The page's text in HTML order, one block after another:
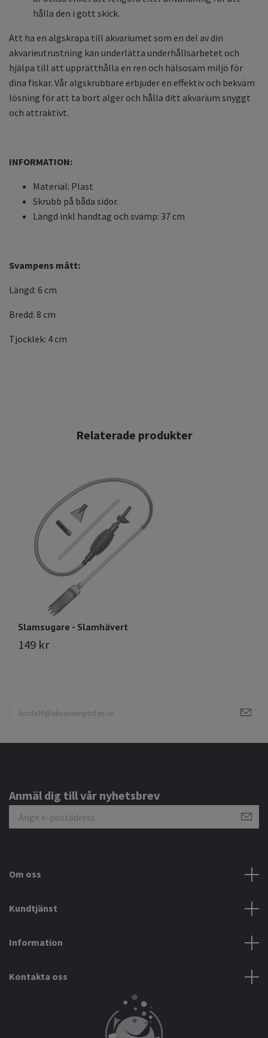
hålla den i gott skick.
Att ha en algskrapa till akvariumet som en del av din
akvarieutrustning kan underlätta underhållsarbetet och
hjälpa till att upprätthålla en ren och hälsosam miljö för
dina fiskar. Vår algskrubbare erbjuder en effektiv och bekväm
lösning för att ta bort alger och hålla ditt akvarium snyggt
och attraktivt.
INFORMATION:
Material: Plast
Skrubb på båda sidor.
Längd inkl handtag och svamp: 37 cm
Svampens mått:
Längd: 6 cm
Bredd: 8 cm
Tjocklek: 4 cm
Slamsugare - Slamhävert
149 kr
Anmäl dig till vår nyhetsbrev
Om oss
Kundtjänst
Information
Kontakta oss